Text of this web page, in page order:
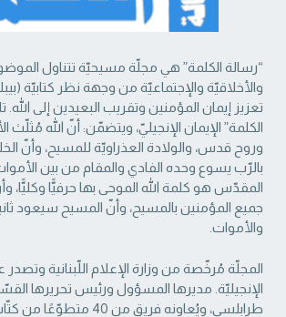
“رسالة الكلمة” هي مجلّة مسيحيّة تتناول
والأخلاقيّة والإجتماعيّة من ‏وجهة نظر كتابيّة
تعزيز إيمان المؤمنين وتقريب البعيدين إلى الله.
‏الكلمة” الإيمان الإنجيليّ، ويتضمّن: أنّ الله مُثلّث
وروح قدس، والولادة العذراويّة ‏للمسيح، وأنّ
بالرّب يسوع وحده الفادي والمقام من بين
‏المقدّس هو كلمة الله الموحى بها حرفيًّا وكليًّا،
جميع المؤمنين بالمسيح، وأنّ المسيح ‏سيعود
والأموات. ‏
المجلّة مُرخّصة من وزارة الإعلام اللّبنانية
الإنجيليّة. مديرها المسؤول ‏ورئيس تحريرها
طرابلسي، ويُعاونه فريق من